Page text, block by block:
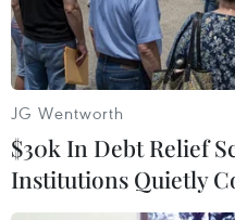
JG Wentworth
$30k In Debt Relief
Institutions Quietly